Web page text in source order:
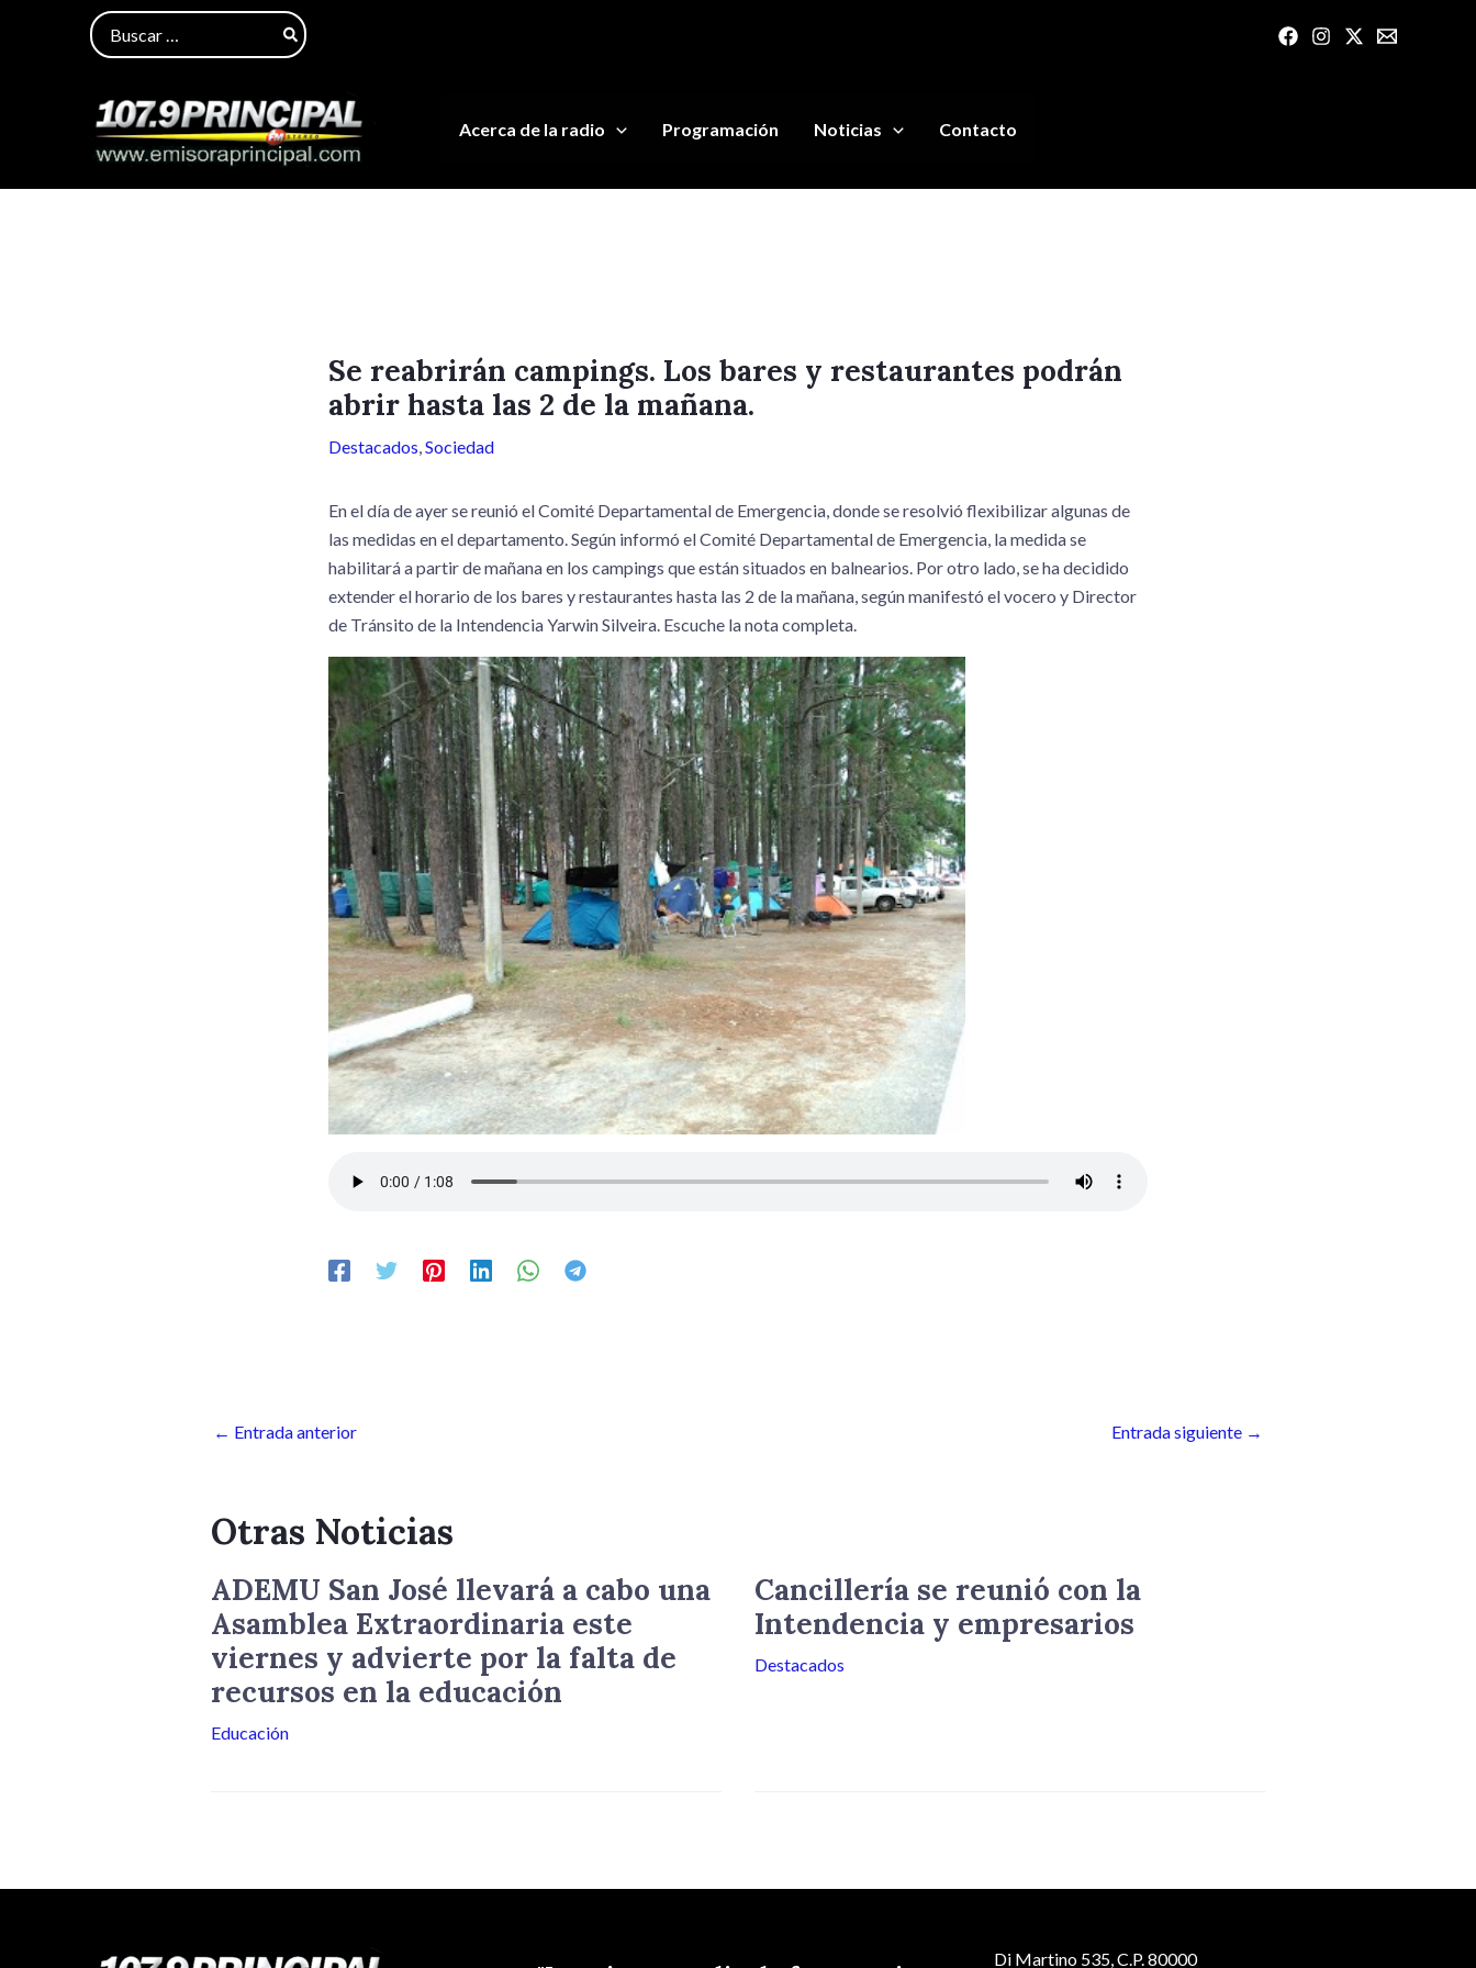
Buscar
por:
Acerca de la radio Programación Noticias Contacto
Se reabrirán campings. Los bares y restaurantes podrán
abrir hasta las 2 de la mañana.
Destacados Sociedad
En el día de ayer se reunió el Comité Departamental de Emergencia, donde se resolvió flexibilizar algunas de
las medidas en el departamento. Según informó el Comité Departamental de Emergencia, la medida se
habilitará a partir de mañana en los campings que están situados en balnearios. Por otro lado, se ha decidido
extender el horario de los bares y restaurantes hasta las 2 de la mañana, según manifestó el vocero y Director
de Tránsito de la Intendencia Yarwin Silveira. Escuche la nota completa.
Navegación
← Entrada anterior Entrada siguiente →
Otras Noticias
ADEMU San José llevará a cabo una
Asamblea Extraordinaria este
viernes y advierte por la falta de
recursos en la educación
Educación
Cancillería se reunió con la
Intendencia y empresarios
Destacados
Di Martino 535, C.P. 80000